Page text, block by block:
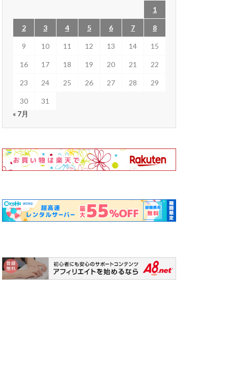
1
2 3 4 5 6 7 8
9 10 11 12 13 14 15
16 17 18 19 20 21 22
23 24 25 26 27 28 29
30
31
« 7月